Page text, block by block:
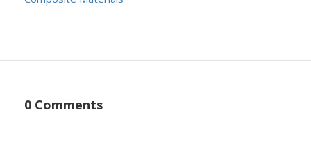
0 Comments